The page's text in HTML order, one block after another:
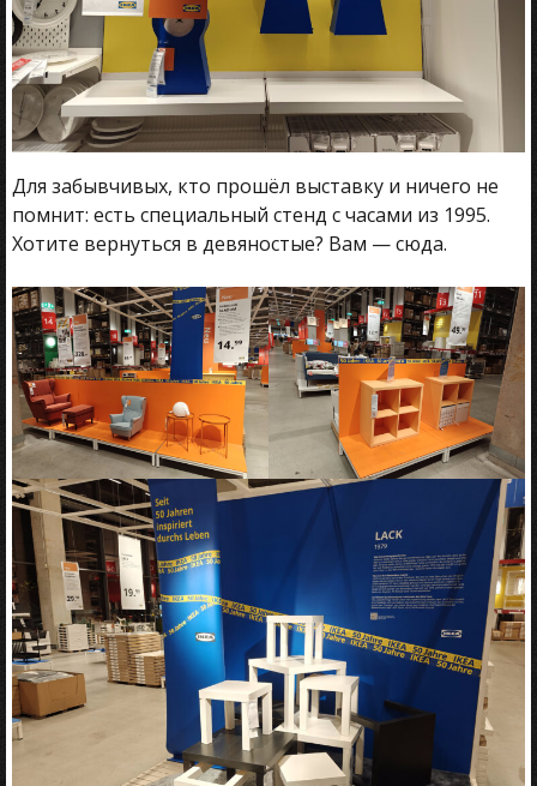
Для забывчивых, кто прошёл выставку и ничего не
помнит: есть специальный стенд с часами из 1995.
Хотите вернуться в девяностые? Вам — сюда.